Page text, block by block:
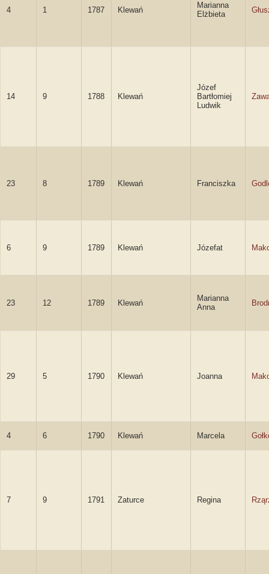
4 1 1787 Klewań
Marianna
Elżbieta
14 9 1788 Klewań
Józef
Bartłomiej
Ludwik
23 8 1789 Klewań Franciszka
6 9 1789 Klewań Józefat
23 12 1789 Klewań
Marianna
Anna
29 5 1790 Klewań Joanna
4 6 1790 Klewań Marcela
7 9 1791 Zaturce Regina